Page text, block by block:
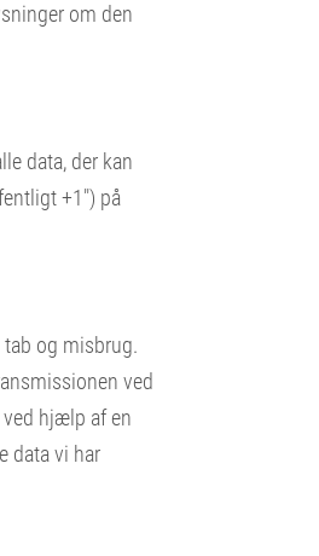
om den
data, der kan
+1") på
og misbrug.
ved
ved hjælp af en
data vi har